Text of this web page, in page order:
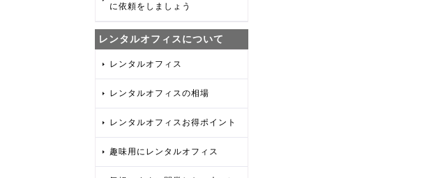
に依頼をしましょう
レンタルオフィスについて
レンタルオフィス
レンタルオフィスの相場
レンタルオフィスお得ポイント
趣味用にレンタルオフィス